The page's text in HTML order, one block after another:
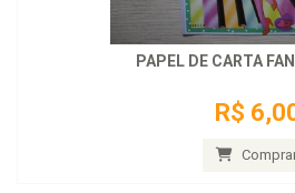
PAPEL DE CARTA
R$